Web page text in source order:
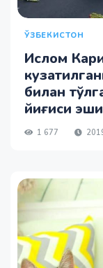
ЎЗБЕКИСТОН
Ислом
билан
йиғиси
1 677